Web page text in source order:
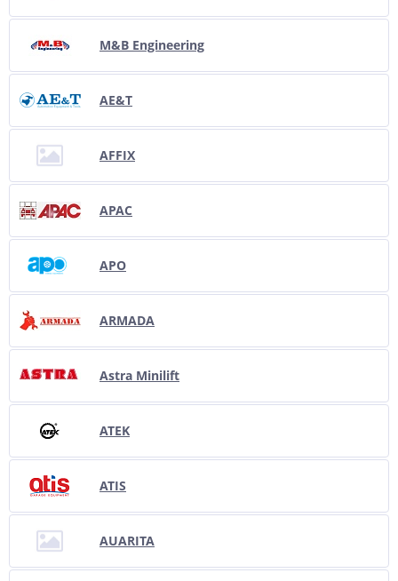
M&B Engineering
AE&T
AFFIX
APAC
APO
ARMADA
Astra Minilift
ATEK
ATIS
AUARITA